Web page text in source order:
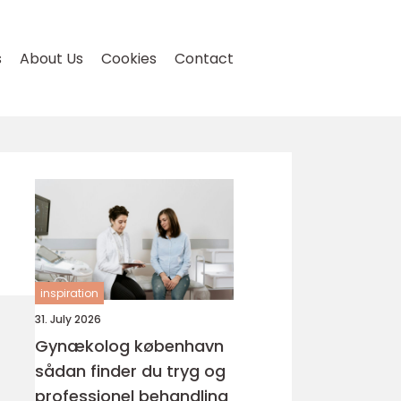
About Us Cookies Contact
inspiration
31. July 2026
Gynækolog københavn
sådan finder du tryg og
professionel behandling